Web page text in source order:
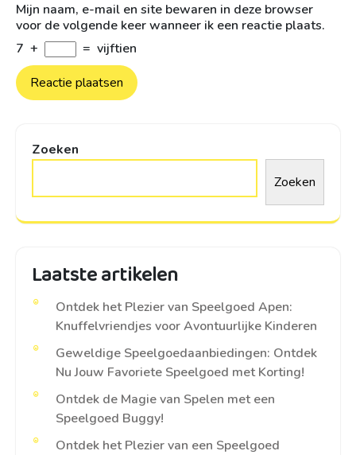
Mijn naam, e-mail en site bewaren in deze browser
voor de volgende keer wanneer ik een reactie plaats.
7 + = vijftien
Zoeken
Zoeken
Laatste artikelen
Ontdek het Plezier van Speelgoed Apen:
Knuffelvriendjes voor Avontuurlijke Kinderen
Geweldige Speelgoedaanbiedingen: Ontdek
Nu Jouw Favoriete Speelgoed met Korting!
Ontdek de Magie van Spelen met een
Speelgoed Buggy!
Ontdek het Plezier van een Speelgoed